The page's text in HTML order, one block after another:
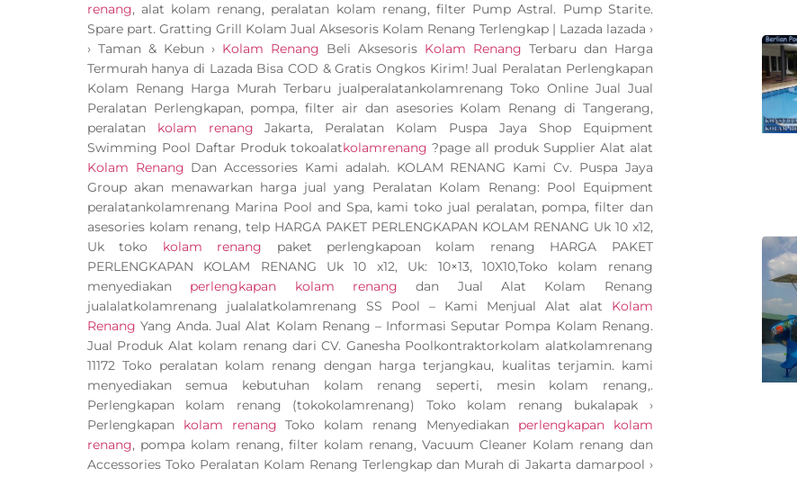
renang, alat kolam renang, peralatan kolam renang, filter Pump Astral. Pump Starite.
Spare part. Gratting Grill Kolam Jual Aksesoris Kolam Renang Terlengkap | Lazada lazada ›
› Taman & Kebun ›Kolam Renang Beli Aksesoris Kolam Renang Terbaru dan Harga
Termurah hanya di Lazada Bisa COD & Gratis Ongkos Kirim! Jual Peralatan Perlengkapan
Kolam Renang Harga Murah Terbaru jualperalatankolamrenang Toko Online Jual Jual
Peralatan Perlengkapan, pompa, filter air dan asesories Kolam Renang di Tangerang,
peralatan kolam renang Jakarta, Peralatan Kolam Puspa Jaya Shop Equipment
Swimming Pool Daftar Produk tokoalatkolamrenang ?page all produk Supplier Alat alat
Kolam Renang Dan Accessories Kami adalah. KOLAM RENANG Kami Cv. Puspa Jaya
Group akan menawarkan harga jual yang Peralatan Kolam Renang: Pool Equipment
peralatankolamrenang Marina Pool and Spa, kami toko jual peralatan, pompa, filter dan
asesories kolam renang, telp HARGA PAKET PERLENGKAPAN KOLAM RENANG Uk 10 x12,
Uk toko kolam renang paket perlengkapoan kolam renang HARGA PAKET
PERLENGKAPAN KOLAM RENANG Uk 10 x12, Uk: 10×13, 10X10,Toko kolam renang
menyediakan perlengkapan kolam renang dan Jual Alat Kolam Renang
jualalatkolamrenang jualalatkolamrenang SS Pool – Kami Menjual Alat alat Kolam
Renang Yang Anda. Jual Alat Kolam Renang – Informasi Seputar Pompa Kolam Renang.
Jual Produk Alat kolam renang dari CV. Ganesha Poolkontraktorkolam alatkolamrenang
11172 Toko peralatan kolam renang dengan harga terjangkau, kualitas terjamin. kami
menyediakan semua kebutuhan kolam renang seperti, mesin kolam renang,.
Perlengkapan kolam renang (tokokolamrenang) Toko kolam renang bukalapak ›
Perlengkapan kolam renang Toko kolam renang Menyediakan perlengkapan kolam
renang, pompa kolam renang, filter kolam renang, Vacuum Cleaner Kolam renang dan
Accessories Toko Peralatan Kolam Renang Terlengkap dan Murah di Jakarta damarpool ›